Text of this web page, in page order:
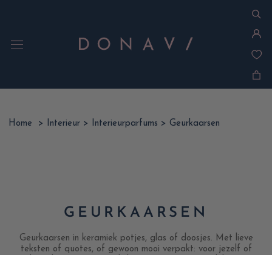
Ga
Home
> Interieur > Interieurparfums > Geurkaarsen
GEURKAARSEN
Geurkaarsen in keramiek potjes, glas of doosjes. Met lieve
teksten of quotes, of gewoon mooi verpakt: voor jezelf of